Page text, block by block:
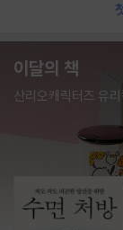
이달의 책
산리오캐릭터즈 유리